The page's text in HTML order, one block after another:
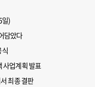
일)
담았다
사업계획 발표
최종 결판